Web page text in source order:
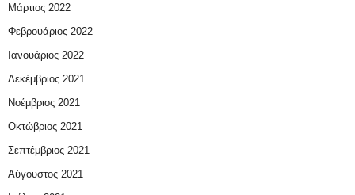
Μάρτιος 2022
Φεβρουάριος 2022
Ιανουάριος 2022
Δεκέμβριος 2021
Νοέμβριος 2021
Οκτώβριος 2021
Σεπτέμβριος 2021
Αύγουστος 2021